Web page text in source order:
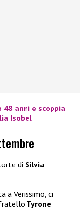
48 anni e scoppia
Isobel
di Silvia
a Verissimo, ci
Tyrone